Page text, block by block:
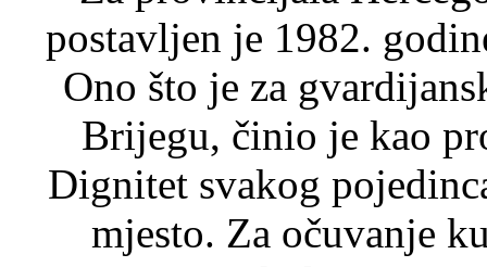
postavljen je 1982.
Ono što je za
Brijegu, činio je kao
Dignitet svakog
mjesto. Za očuvanje